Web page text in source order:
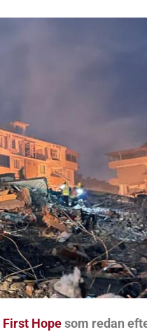
First Hopesom redan